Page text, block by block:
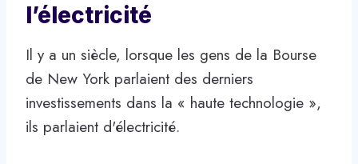
l’électricité
Il y a un siècle, lorsque les gens de la Bourse
de New York parlaient des derniers
investissements dans la « haute technologie »,
ils parlaient d'électricité.